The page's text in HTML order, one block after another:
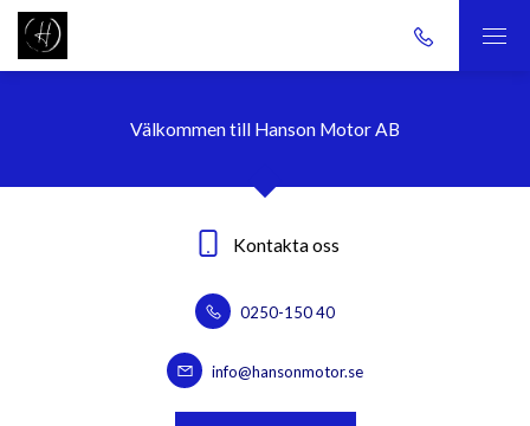
Välkommen till Hanson Motor AB
Kontakta oss
0250-150 40
info@hansonmotor.se